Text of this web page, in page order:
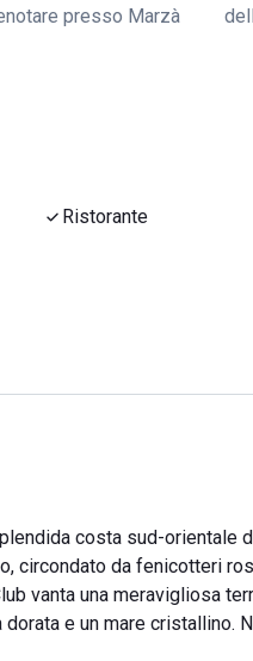
presso Marzà
Ristorante
costa sud-orientale
circondato da fenicotteri
vanta una meravigliosa
e un mare cristallino.